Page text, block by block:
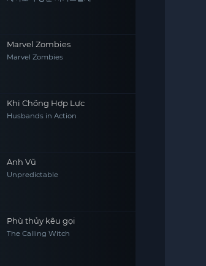
Marvel Zombies
Marvel Zombies
Khi Chồng Hợp Lực
Husbands in Action
Anh Vũ
Unpredictable
Phù thủy kêu gọi
The Calling Witch